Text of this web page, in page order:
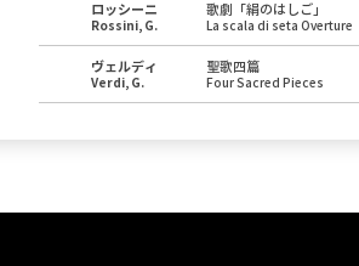
ロッシーニ
Rossini, G.
歌劇「絹のはしご」
La scala di seta Overture
ヴェルディ
Verdi, G.
聖歌四篇
Four Sacred Pieces